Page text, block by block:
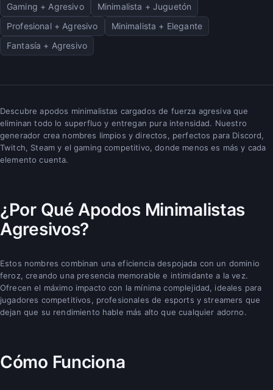
Gaming + Agresivo
Minimalista + Juguetón
Profesional + Agresivo
Minimalista + Elegante
Fantasía + Agresivo
Descubre apodos minimalistas cargados de fuerza agresiva que
eliminan todo lo superfluo y entregan pura intensidad. Nuestro
generador crea nombres limpios y directos, perfectos para Discord,
Twitch, Steam y el gaming competitivo, donde menos es más y cada
elemento cuenta.
¿Por Qué Apodos Minimalistas
Agresivos?
Estos nombres combinan una eficiencia despojada con un dominio
feroz, creando una presencia memorable e intimidante a la vez.
Ofrecen el máximo impacto con la mínima complejidad, ideales para
jugadores competitivos, profesionales de esports y streamers que
dejan que su rendimiento hable más alto que cualquier adorno.
Cómo Funciona